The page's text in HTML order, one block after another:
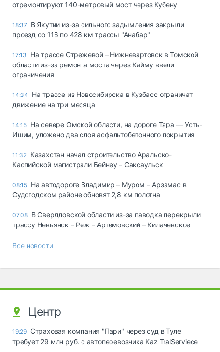
отремонтируют 140-метровый мост через Кубену
18:37
В Якутии из-за сильного задымления закрыли
проезд со 116 по 428 км трассы "Анабар"
17:13
На трассе Стрежевой – Нижневартовск в Томской
области из-за ремонта моста через Кайму ввели
ограничения
14:34
На трассе из Новосибирска в Кузбасс ограничат
движение на три месяца
14:15 На севере Омской области, на дороге Тара — Усть-
Ишим, уложено два слоя асфальтобетонного покрытия
11:32 Казахстан начал строительство Аральско-
Каспийской магистрали Бейнеу – Саксаульск
08:15 На автодороге Владимир – Муром – Арзамас в
Судогодском районе обновят 2,8 км полотна
07.08 В Свердловской области из-за паводка перекрыли
трассу Невьянск – Реж – Артемовский – Килачевское
Все новости
Центр
19:29 Страховая компания "Пари" через суд в Туле
требует 29 млн руб. с автоперевозчика Kaz TralServiece